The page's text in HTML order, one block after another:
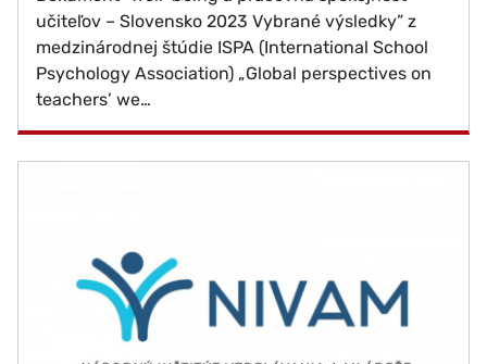
učiteľov – Slovensko 2023 Vybrané výsledky” z
medzinárodnej štúdie ISPA (International School
Psychology Association) „Global perspectives on
teachers’ we…